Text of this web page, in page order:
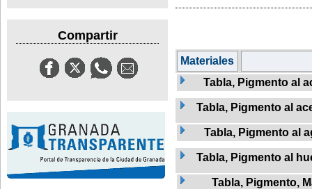
Compartir
Materiales
Tabla, Pigmento al
Tabla, Pigmento al
Tabla, Pigmento al
Tabla, Pigmento al
Tabla, Pigmento,